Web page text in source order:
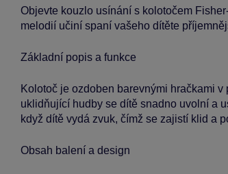
Objevte kouzlo usínání s kolotočem
melodií učiní spaní vašeho dítěte
Základní popis a funkce
Kolotoč je ozdoben barevnými hračkami
uklidňující hudby se dítě snadno uvolní a
když dítě vydá zvuk, čímž se zajistí klid a
Obsah balení a design